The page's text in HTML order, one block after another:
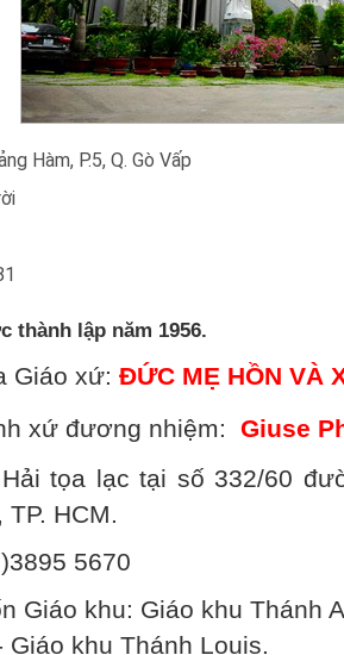
Hàm, P.5, Q. Gò Vấp
thành lập năm 1956.
Giáo xứ: ĐỨC MẸ HỒN VÀ
xứ đương nhiệm: Giuse
tọa lạc tại số 332/60
TP. HCM.
5670
Giáo khu: Giáo khu Thánh
Giáo khu Thánh Louis.